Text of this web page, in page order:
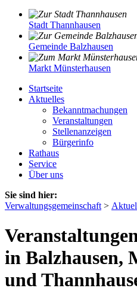
Stadt Thannhausen
Gemeinde Balzhausen
Markt Münsterhausen
Startseite
Aktuelles
Bekanntmachungen
Veranstaltungen
Stellenanzeigen
Bürgerinfo
Rathaus
Service
Über uns
Sie sind hier:
Verwaltungsgemeinschaft >
in Balzhausen,
und